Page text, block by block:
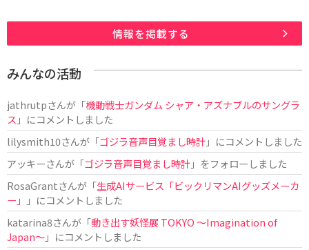
情報を掲載する
みんなの活動
jathrutpさんが「機動戦士ガンダム シャア・アズナブルのサングラ
ス 」にコメントしました
lilysmith10さんが「ゴジラ音声目覚まし時計」にコメントしました
アッキーさんが「ゴジラ音声目覚まし時計」をフォローしました
RosaGrantさんが「生成AIサービス「ビックリマンAIグッズメーカ
ー」
」にコメントしました
katarina8さんが「動き出す妖怪展 TOKYO 〜Imagination of
Japan〜」にコメントしました